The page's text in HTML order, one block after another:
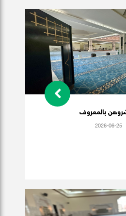
بالمعروف
2026-06-25